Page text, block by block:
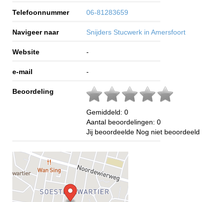
Telefoonnummer 06-81283659
Navigeer naar Snijders Stucwerk in Amersfoort
Website -
e-mail -
Beoordeling
Gemiddeld: 0
Aantal beoordelingen: 0
Jij beoordeelde Nog niet beoordeeld